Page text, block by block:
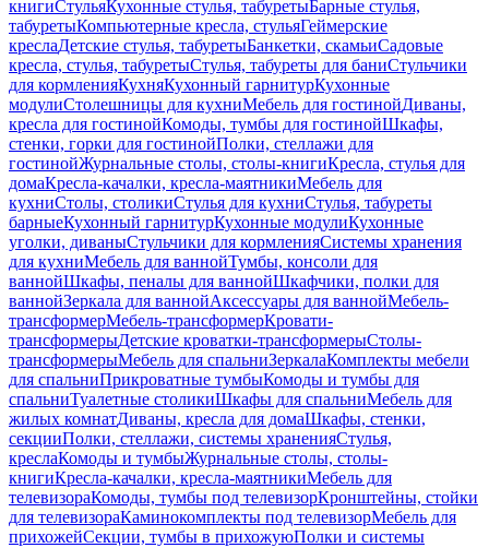
книгиСтульяКухонные стулья, табуретыБарные стулья,
табуретыКомпьютерные кресла, стульяГеймерские
креслаДетские стулья, табуретыБанкетки, скамьиСадовые
кресла, стулья, табуретыСтулья, табуреты для баниСтульчики
для кормленияКухняКухонный гарнитурКухонные
модулиСтолешницы для кухниМебель для гостинойДиваны,
кресла для гостинойКомоды, тумбы для гостинойШкафы,
стенки, горки для гостинойПолки, стеллажи для
гостинойЖурнальные столы, столы-книгиКресла, стулья для
домаКресла-качалки, кресла-маятникиМебель для
кухниСтолы, столикиСтулья для кухниСтулья, табуреты
барныеКухонный гарнитурКухонные модулиКухонные
уголки, диваныСтульчики для кормленияСистемы хранения
для кухниМебель для ваннойТумбы, консоли для
ваннойШкафы, пеналы для ваннойШкафчики, полки для
ваннойЗеркала для ваннойАксессуары для ваннойМебель-
трансформерМебель-трансформерКровати-
трансформерыДетские кроватки-трансформерыСтолы-
трансформерыМебель для спальниЗеркалаКомплекты мебели
для спальниПрикроватные тумбыКомоды и тумбы для
спальниТуалетные столикиШкафы для спальниМебель для
жилых комнатДиваны, кресла для домаШкафы, стенки,
секцииПолки, стеллажи, системы храненияСтулья,
креслаКомоды и тумбыЖурнальные столы, столы-
книгиКресла-качалки, кресла-маятникиМебель для
телевизораКомоды, тумбы под телевизорКронштейны, стойки
для телевизораКаминокомплекты под телевизорМебель для
прихожейСекции, тумбы в прихожуюПолки и системы